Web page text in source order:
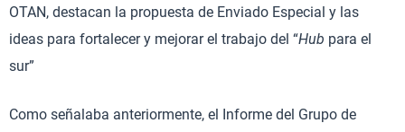
OTAN, destacan la propuesta de Enviado Especial y las
ideas para fortalecer y mejorar el trabajo del “Hub para el
sur”
Como señalaba anteriormente, el Informe del Grupo de